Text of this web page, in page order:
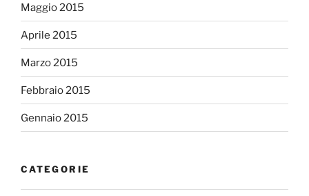
Maggio 2015
Aprile 2015
Marzo 2015
Febbraio 2015
Gennaio 2015
CATEGORIE